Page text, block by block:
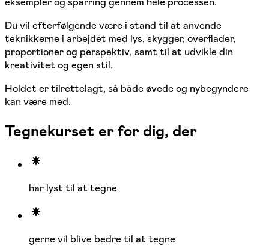
Du vil efterfølgende være i stand til at anvende
teknikkerne i arbejdet med lys, skygger, overflader,
proportioner og perspektiv, samt til at udvikle din
kreativitet og egen stil.
Holdet er tilrettelagt, så både øvede og nybegyndere
kan være med.
Tegnekurset er for dig, der
har lyst til at tegne
gerne vil blive bedre til at tegne